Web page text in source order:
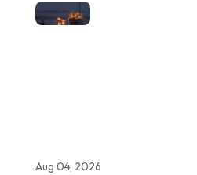
Aug 04, 2026